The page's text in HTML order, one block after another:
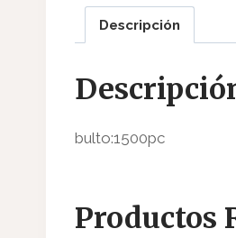
Descripción
bulto:1500pc
Productos